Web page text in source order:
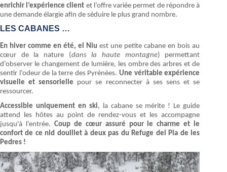
enrichir l’expérience client et l’offre variée permet de répondre à
une demande élargie afin de séduire le plus grand nombre.
LES CABANES …
En hiver comme en été, el Niuest une petite cabane en bois au
cœur de la nature (dans la haute montagne) permettant
d’observer le changement de lumière, les ombre des arbres et de
sentir l’odeur de la terre des Pyrénées.Une véritable expérience
visuelle et sensorielle pour se reconnecter à ses sens et se
ressourcer.
Accessible uniquement en ski, la cabane se mérite ! Le guide
attend les hôtes au point de rendez-vous et les accompagne
jusqu'à l’entrée. Coup de cœur assuré pour le charme et le
confort de ce nid douillet à deux pas du Refuge del Pla de les
Pedres !